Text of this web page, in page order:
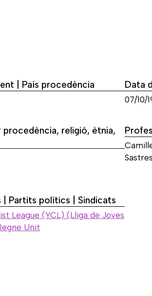
| País procedència Data
07/10/
procedència, religió, ètnia,
| Partits polítics | Sindicats
League (YCL) (Lliga de Joves
Unit